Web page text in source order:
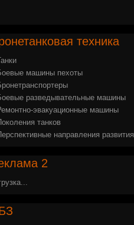
техника
машины пехоты
разведывательные машины
эвакуационные машины
танков
направления развития
2